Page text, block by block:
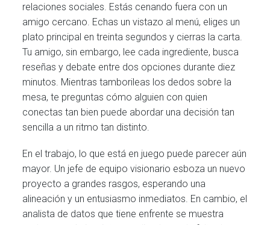
relaciones sociales. Estás cenando fuera con un
amigo cercano. Echas un vistazo al menú, eliges un
plato principal en treinta segundos y cierras la carta.
Tu amigo, sin embargo, lee cada ingrediente, busca
reseñas y debate entre dos opciones durante diez
minutos. Mientras tamborileas los dedos sobre la
mesa, te preguntas cómo alguien con quien
conectas tan bien puede abordar una decisión tan
sencilla a un ritmo tan distinto.
En el trabajo, lo que está en juego puede parecer aún
mayor. Un jefe de equipo visionario esboza un nuevo
proyecto a grandes rasgos, esperando una
alineación y un entusiasmo inmediatos. En cambio, el
analista de datos que tiene enfrente se muestra